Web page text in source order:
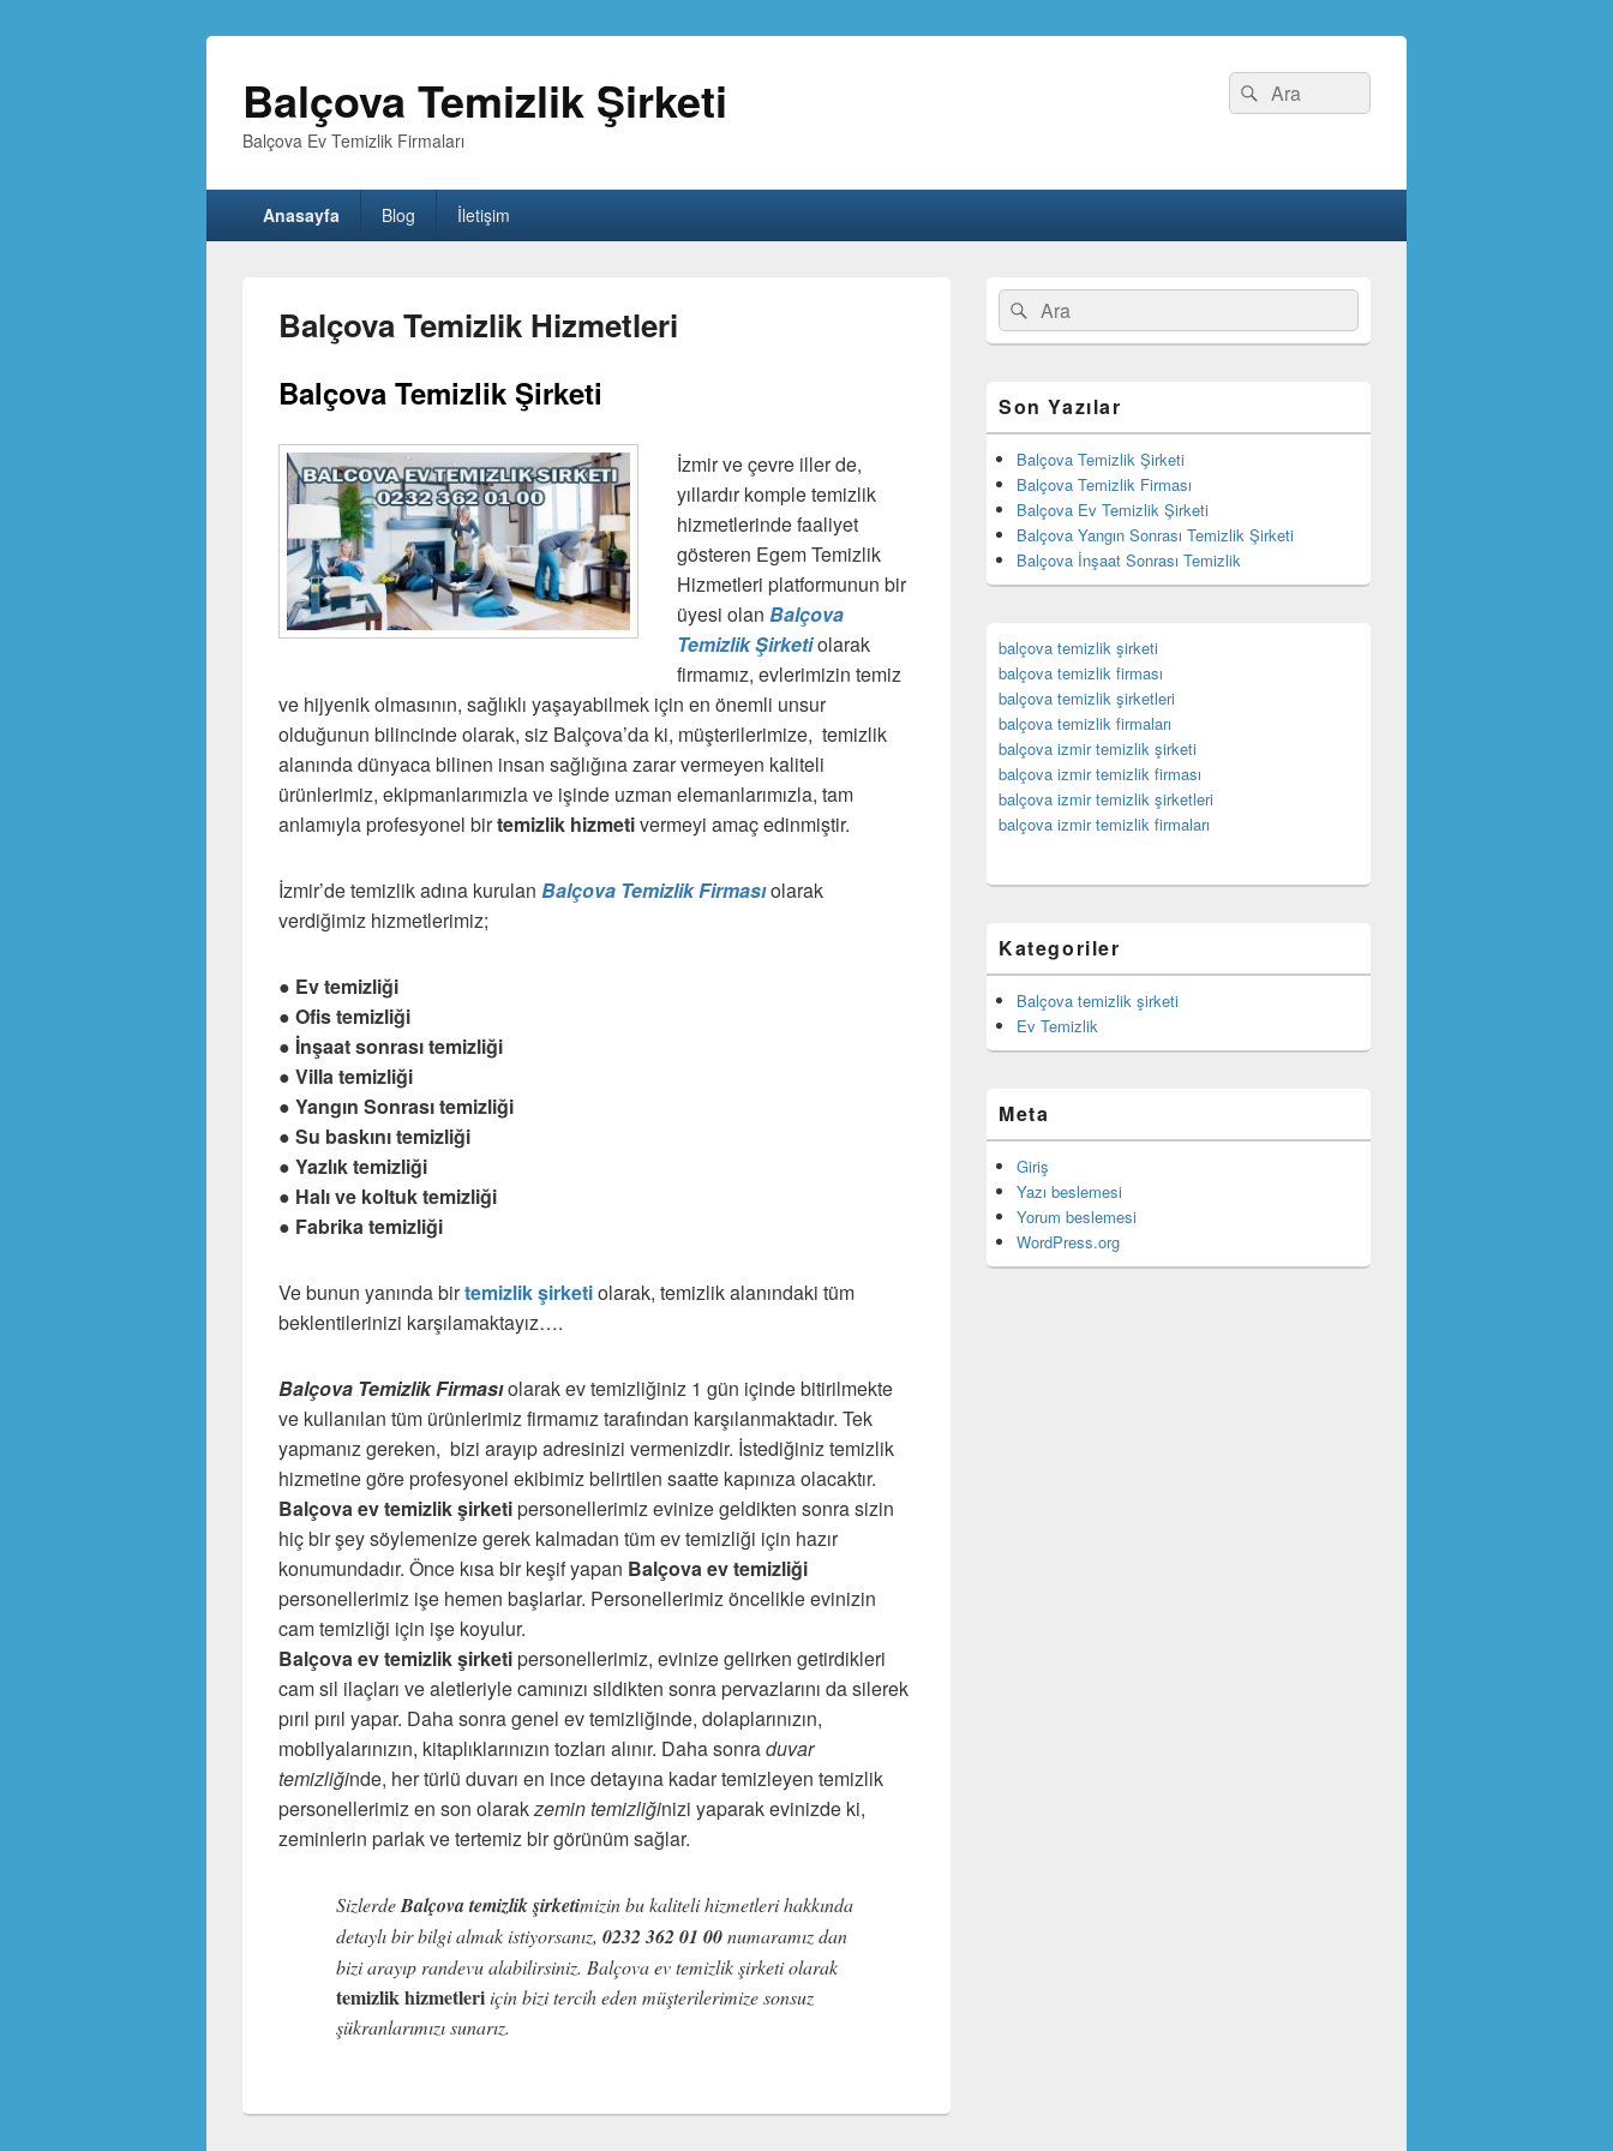
Balçova Temizlik Şirketi
Balçova Ev Temizlik Firmaları
Search
for:
Ara
Anasayfa Blog İletişim
Balçova Temizlik Hizmetleri
Balçova Temizlik Şirketi
İzmir ve çevre iller de,
yıllardır komple temizlik
hizmetlerinde faaliyet
gösteren Egem Temizlik
Hizmetleri platformunun bir
üyesi olan Balçova
Temizlik Şirketiolarak
firmamız, evlerimizin temiz
ve hijyenik olmasının, sağlıklı yaşayabilmek için en önemli unsur
olduğunun bilincinde olarak, siz Balçova’da ki, müşterilerimize, temizlik
alanında dünyaca bilinen insan sağlığına zarar vermeyen kaliteli
ürünlerimiz, ekipmanlarımızla ve işinde uzman elemanlarımızla, tam
anlamıyla profesyonel birtemizlik hizmetivermeyi amaç edinmiştir.
İzmir’de temizlik adına kurulan Balçova Temizlik Firmasıolarak
verdiğimiz hizmetlerimiz;
● Ev temizliği
● Ofis temizliği
● İnşaat sonrası temizliği
● Villa temizliği
● Yangın Sonrası temizliği
● Su baskını temizliği
● Yazlık temizliği
● Halı ve koltuk temizliği
● Fabrika temizliği
Ve bunun yanında birtemizlik şirketiolarak, temizlik alanındaki tüm
beklentilerinizi karşılamaktayız….
Balçova Temizlik Firmasıolarak ev temizliğiniz 1 gün içinde bitirilmekte
ve kullanılan tüm ürünlerimiz firmamız tarafından karşılanmaktadır. Tek
yapmanız gereken, bizi arayıp adresinizi vermenizdir. İstediğiniz temizlik
hizmetine göre profesyonel ekibimiz belirtilen saatte kapınıza olacaktır.
Balçova ev temizlik şirketipersonellerimiz evinize geldikten sonra sizin
hiç bir şey söylemenize gerek kalmadan tüm ev temizliği için hazır
konumundadır. Önce kısa bir keşif yapan Balçova ev temizliği
personellerimiz işe hemen başlarlar. Personellerimiz öncelikle evinizin
cam temizliği için işe koyulur.
Balçova ev temizlik şirketipersonellerimiz, evinize gelirken getirdikleri
cam sil ilaçları ve aletleriyle camınızı sildikten sonra pervazlarını da silerek
pırıl pırıl yapar. Daha sonra genel ev temizliğinde, dolaplarınızın,
mobilyalarınızın, kitaplıklarınızın tozları alınır. Daha sonraduvar
temizliğinde, her türlü duvarı en ince detayına kadar temizleyen temizlik
personellerimiz en son olarakzemin temizliğinizi yaparak evinizde ki,
zeminlerin parlak ve tertemiz bir görünüm sağlar.
SizlerdeBalçova temizlik şirketimizin bu kaliteli hizmetleri hakkında
detaylı bir bilgi almak istiyorsanız, 0232 362 01 00numaramız dan
bizi arayıp randevu alabilirsiniz. Balçova ev temizlik şirketi olarak
temizlik hizmetleri için bizi tercih eden müşterilerimize sonsuz
şükranlarımızı sunarız.
Birincil
yan
bar
eklenti
Search
for:
Ara
Son Yazılar
Balçova Temizlik Şirketi
Balçova Temizlik Firması
Balçova Ev Temizlik Şirketi
Balçova Yangın Sonrası Temizlik Şirketi
Balçova İnşaat Sonrası Temizlik
balçova temizlik şirketi
balçova temizlik firması
balçova temizlik şirketleri
balçova temizlik firmaları
balçova izmir temizlik şirketi
balçova izmir temizlik firması
balçova izmir temizlik şirketleri
balçova izmir temizlik firmaları
Kategoriler
Balçova temizlik şirketi
Ev Temizlik
Meta
Giriş
Yazı beslemesi
Yorum beslemesi
WordPress.org